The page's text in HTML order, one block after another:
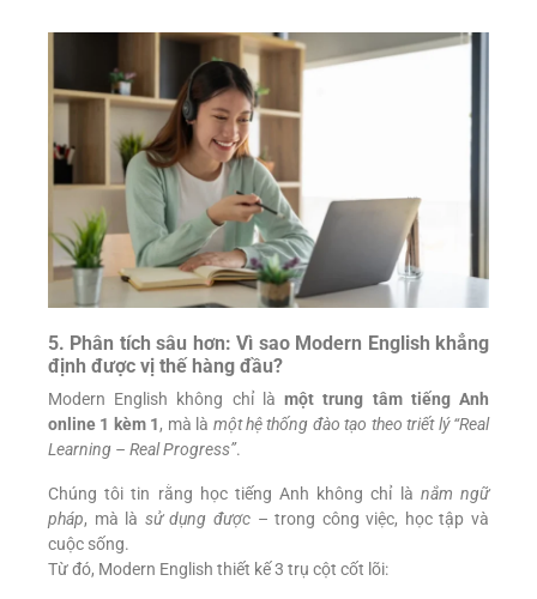
5. Phân tích sâu hơn: Vì sao Modern English khẳng
định được vị thế hàng đầu?
Modern English không chỉ làmột trung tâm tiếng Anh
online 1 kèm 1, mà là một hệ thống đào tạo theo triết lý “Real
Learning – Real Progress”.
Chúng tôi tin rằng học tiếng Anh không chỉ là nắm ngữ
pháp, mà là sử dụng được– trong công việc, học tập và
cuộc sống.
Từ đó, Modern English thiết kế 3 trụ cột cốt lõi: